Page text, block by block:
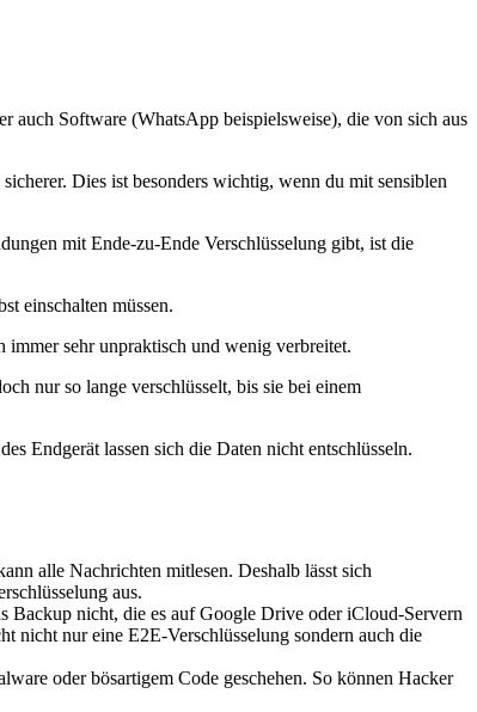
auch Software (WhatsApp beispielsweise), die von sich aus
Dies ist besonders wichtig, wenn du mit sensiblen
mit Ende-zu-Ende Verschlüsselung gibt, ist die
einschalten müssen.
sehr unpraktisch und wenig verbreitet.
nur so lange verschlüsselt, bis sie bei einem
Endgerät lassen sich die Daten nicht entschlüsseln.
alle Nachrichten mitlesen. Deshalb lässt sich
aus.
Backup nicht, die es auf Google Drive oder iCloud-Servern
nicht nur eine E2E-Verschlüsselung sondern auch die
oder bösartigem Code geschehen. So können Hacker